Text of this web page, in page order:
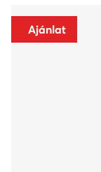
Ajánlat